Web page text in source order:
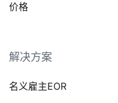
价格
解决方案
名义雇主EOR